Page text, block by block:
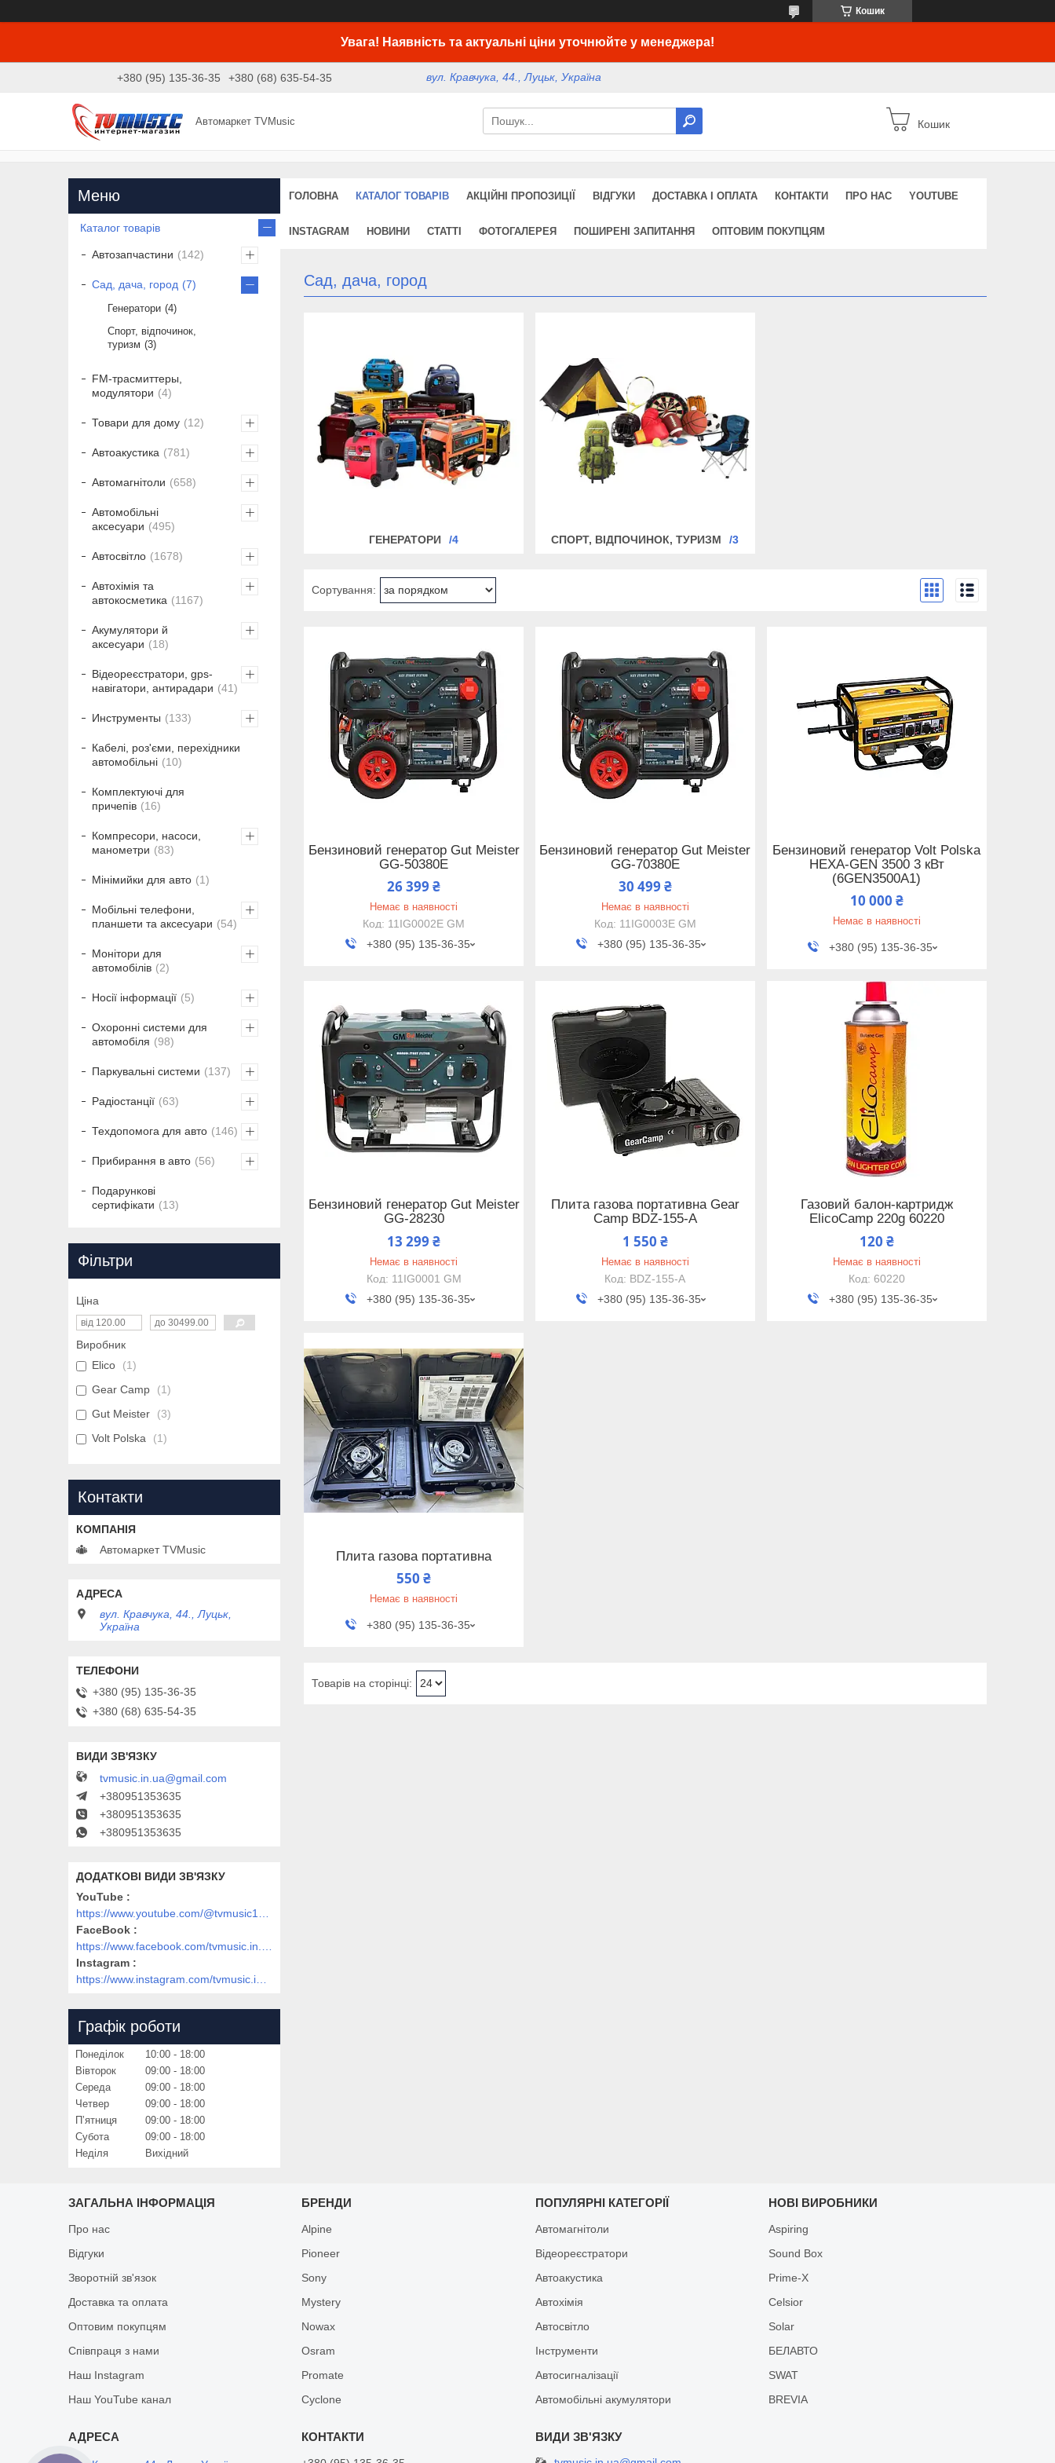
Кошик
Увага! Наявність та актуальні ціни уточнюйте у менеджера!
+380 (95) 135-36-35 +380 (68) 635-54-35 вул. Кравчука, 44., Луцьк, Україна
Автомаркет TVMusic Кошик
ГОЛОВНА КАТАЛОГ ТОВАРІВ АКЦІЙНІ ПРОПОЗИЦІЇ ВІДГУКИ ДОСТАВКА І ОПЛАТА КОНТАКТИ ПРО НАС YOUTUBE
INSTAGRAM НОВИНИ СТАТТІ ФОТОГАЛЕРЕЯ ПОШИРЕНІ ЗАПИТАННЯ ОПТОВИМ ПОКУПЦЯМ
Сад, дача, город
ГЕНЕРАТОРИ 4 СПОРТ, ВІДПОЧИНОК, ТУРИЗМ 3
Бензиновий генератор Gut Meister
GG-50380E
26 399 ₴
Немає в наявності
11IG0002E GM
+380 (95) 135-36-35
Бензиновий генератор Gut Meister
GG-70380E
30 499 ₴
Немає в наявності
11IG0003E GM
+380 (95) 135-36-35
Бензиновий генератор Volt Polska
HEXA-GEN 3500 3 кВт
(6GEN3500A1)
10 000 ₴
Немає в наявності
+380 (95) 135-36-35
Бензиновий генератор Gut Meister
GG-28230
13 299 ₴
Немає в наявності
11IG0001 GM
+380 (95) 135-36-35
Плита газова портативна Gear
Camp BDZ-155-A
1 550 ₴
Немає в наявності
BDZ-155-A
+380 (95) 135-36-35
Газовий балон-картридж
ElicoCamp 220g 60220
120 ₴
Немає в наявності
60220
+380 (95) 135-36-35
Плита газова портативна
550 ₴
Немає в наявності
+380 (95) 135-36-35
Каталог товарів
Автозапчастини 142
Сад, дача, город 7
Генератори 4
Спорт, відпочинок,
туризм
3
FM-трасмиттеры,
модулятори
4
Товари для дому 12
Автоакустика 781
Автомагнітоли 658
Автомобільні
аксесуари
495
Автосвітло 1678
Автохімія та
автокосметика
1167
Акумулятори й
аксесуари
18
Відеореєстратори, gps-
навігатори, антирадари
41
Инструменты 133
Кабелі, роз'єми, перехідники
автомобільні
10
Комплектуючі для
причепів
16
Компресори, насоси,
манометри
83
Мінімийки для авто 1
Мобільні телефони,
планшети та аксесуари
54
Монітори для
автомобілів
2
Носії інформації 5
Охоронні системи для
автомобіля
98
Паркувальні системи 137
Радіостанції 63
Техдопомога для авто 146
Прибирання в авто 56
Подарункові
сертифікати
13
Фільтри
Ціна
Виробник
Elico
1
Gear Camp
1
Gut Meister
3
Volt Polska
1
Контакти
Автомаркет TVMusic
вул. Кравчука, 44., Луцьк,
Україна
+380 (95) 135-36-35
+380 (68) 635-54-35
tvmusic.in.ua@gmail.com
+380951353635
+380951353635
+380951353635
YouTube
FaceBook
Instagram
Графік роботи
Понеділок 10:00
18:00
Вівторок
09:00
18:00
Середа
09:00
18:00
Четвер
09:00
18:00
Пʼятниця
09:00
18:00
Субота
09:00
18:00
Неділя
Вихідний
ЗАГАЛЬНА ІНФОРМАЦІЯ
Про нас
Відгуки
Зворотній зв'язок
Доставка та оплата
Оптовим покупцям
Співпраця з нами
Наш Instagram
Наш YouTube канал
БРЕНДИ
Alpine
Pioneer
Sony
Mystery
Nowax
Osram
Promate
Cyclone
ПОПУЛЯРНІ КАТЕГОРІЇ
Автомагнітоли
Відеореєстратори
Автоакустика
Автохімія
Автосвітло
Інструменти
Автосигналізації
Автомобільні акумулятори
НОВІ ВИРОБНИКИ
Aspiring
Sound Box
Prime-X
Celsior
Solar
БЕЛАВТО
SWAT
BREVIA